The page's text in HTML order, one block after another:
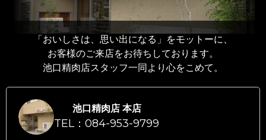
「おいしさは、思い出になる」をモットーに、
お客様のご来店をお待ちしております。
池口精肉店スタッフ一同より心をこめて。
池口精肉店 本店
TEL：084-953-9799